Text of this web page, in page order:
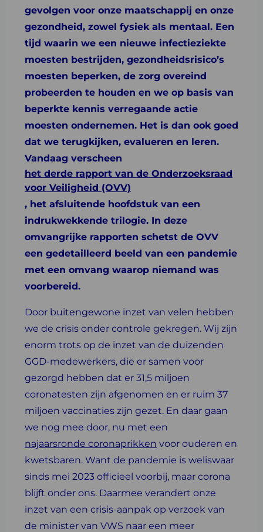
gevolgen voor onze maatschappij en onze
gezondheid, zowel fysiek als mentaal. Een
tijd waarin we een nieuwe infectieziekte
moesten bestrijden, gezondheidsrisico’s
moesten beperken, de zorg overeind
probeerden te houden en we op basis van
beperkte kennis verregaande actie
moesten ondernemen. Het is dan ook goed
dat we terugkijken, evalueren en leren.
Vandaag verscheen
het derde rapport van de Onderzoeksraad
voor Veiligheid (OVV)
, het afsluitende hoofdstuk van een
indrukwekkende trilogie. In deze
omvangrijke rapporten schetst de OVV
een gedetailleerd beeld van een pandemie
met een omvang waarop niemand was
voorbereid.
Door buitengewone inzet van velen hebben
we de crisis onder controle gekregen. Wij zijn
enorm trots op de inzet van de duizenden
GGD-medewerkers, die er samen voor
gezorgd hebben dat er 31,5 miljoen
coronatesten zijn afgenomen en er ruim 37
miljoen vaccinaties zijn gezet. En daar gaan
we nog mee door, nu met een
najaarsronde coronaprikken voor ouderen en
kwetsbaren. Want de pandemie is weliswaar
sinds mei 2023 officieel voorbij, maar corona
blijft onder ons. Daarmee verandert onze
inzet van een crisis-aanpak op verzoek van
de minister van VWS naar een meer